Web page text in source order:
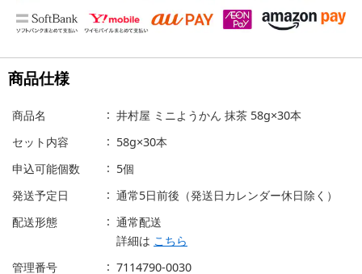
商品仕様
商品名
井村屋 ミニようかん 抹茶 58g×30本
セット内容
58g×30本
申込可能個数
5個
発送予定日
通常5日前後（発送日カレンダー休日除く）
配送形態
通常配送
詳細は こちら
管理番号
7114790-0030